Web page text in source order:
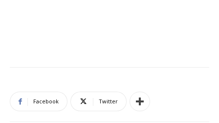
Facebook Twitter